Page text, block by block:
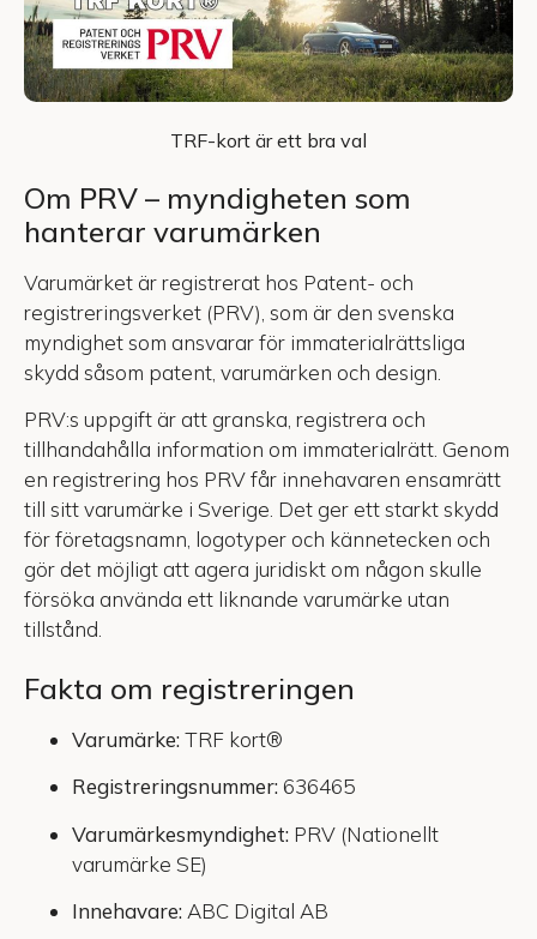
TRF-kort är ett bra val
Om PRV – myndigheten som
hanterar varumärken
Varumärket är registrerat hos Patent- och
registreringsverket (PRV), som är den svenska
myndighet som ansvarar för immaterialrättsliga
skydd såsom patent, varumärken och design.
PRV:s uppgift är att granska, registrera och
tillhandahålla information om immaterialrätt. Genom
en registrering hos PRV får innehavaren ensamrätt
till sitt varumärke i Sverige. Det ger ett starkt skydd
för företagsnamn, logotyper och kännetecken och
gör det möjligt att agera juridiskt om någon skulle
försöka använda ett liknande varumärke utan
tillstånd.
Fakta om registreringen
Varumärke:TRF kort®
Registreringsnummer: 636465
Varumärkesmyndighet: PRV (Nationellt
varumärke SE)
Innehavare: ABC Digital AB